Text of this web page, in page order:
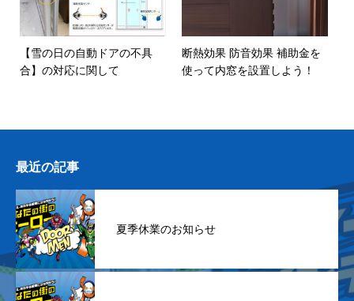
【雪の日の自動ドアの不具
合】の対応に関して
断熱効果 防音効果 補助金を
使って内窓を設置しよう！
最近の記事
夏季休業のお知らせ